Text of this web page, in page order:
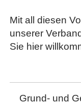
Mit all diesen
unserer
Sie hier
Grund- und